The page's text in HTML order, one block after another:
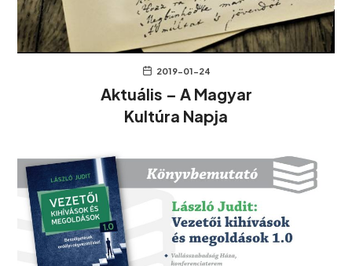
2019-01-24
Aktuális – A Magyar
Kultúra Napja